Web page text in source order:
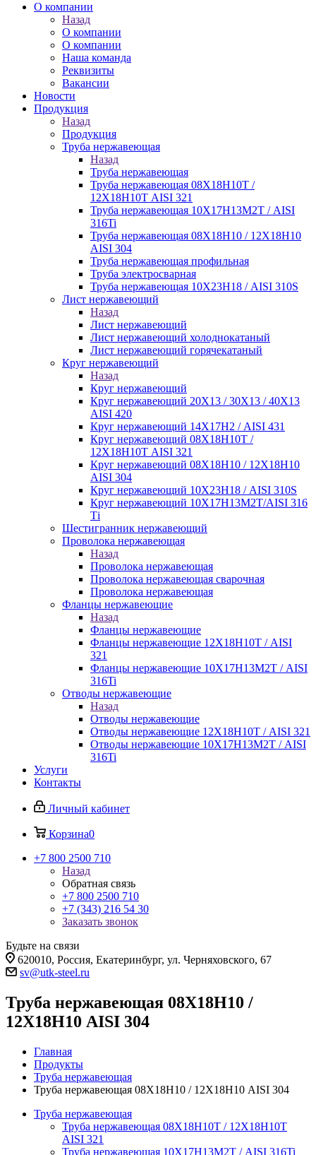
О компании
Назад
О компании
О компании
Наша команда
Реквизиты
Вакансии
Новости
Продукция
Назад
Продукция
Труба нержавеющая
Назад
Труба нержавеющая
Труба нержавеющая 08Х18Н10Т /
12Х18Н10Т AISI 321
Труба нержавеющая 10Х17Н13М2Т / AISI
316Ti
Труба нержавеющая 08Х18Н10 / 12Х18Н10
AISI 304
Труба нержавеющая профильная
Труба электросварная
Труба нержавеющая 10Х23Н18 / AISI 310S
Лист нержавеющий
Назад
Лист нержавеющий
Лист нержавеющий холоднокатаный
Лист нержавеющий горячекатаный
Круг нержавеющий
Назад
Круг нержавеющий
Круг нержавеющий 20Х13 / 30Х13 / 40Х13
AISI 420
Круг нержавеющий 14Х17Н2 / AISI 431
Круг нержавеющий 08Х18Н10Т /
12Х18Н10Т AISI 321
Круг нержавеющий 08Х18Н10 / 12Х18Н10
AISI 304
Круг нержавеющий 10Х23Н18 / AISI 310S
Круг нержавеющий 10Х17Н13М2Т/AISI 316
Тi
Шестигранник нержавеющий
Проволока нержавеющая
Назад
Проволока нержавеющая
Проволока нержавеющая сварочная
Проволока нержавеющая
Фланцы нержавеющие
Назад
Фланцы нержавеющие
Фланцы нержавеющие 12Х18Н10Т / AISI
321
Фланцы нержавеющие 10Х17Н13М2Т / AISI
316Ti
Отводы нержавеющие
Назад
Отводы нержавеющие
Отводы нержавеющие 12Х18Н10Т / AISI 321
Отводы нержавеющие 10Х17Н13М2Т / AISI
316Ti
Услуги
Контакты
Личный кабинет
Корзина0
+7 800 2500 710
Назад
Обратная связь
+7 800 2500 710
+7 (343) 216 54 30
Заказать звонок
Будьте на связи
620010, Россия, Екатеринбург, ул. Черняховского, 67
sv@utk-steel.ru
Труба нержавеющая 08Х18Н10 /
12Х18Н10 AISI 304
Главная
Продукты
Труба нержавеющая
Труба нержавеющая 08Х18Н10 / 12Х18Н10 AISI 304
Труба нержавеющая
Труба нержавеющая 08Х18Н10Т / 12Х18Н10Т
AISI 321
Труба нержавеющая 10Х17Н13М2Т / AISI 316Ti